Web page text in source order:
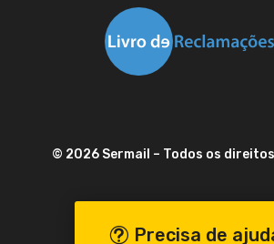
© 2026 Sermail – Todos os
Precisa de